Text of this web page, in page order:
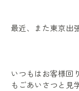
最近、また東京出
いつもはお客様回
もごあいさつと見